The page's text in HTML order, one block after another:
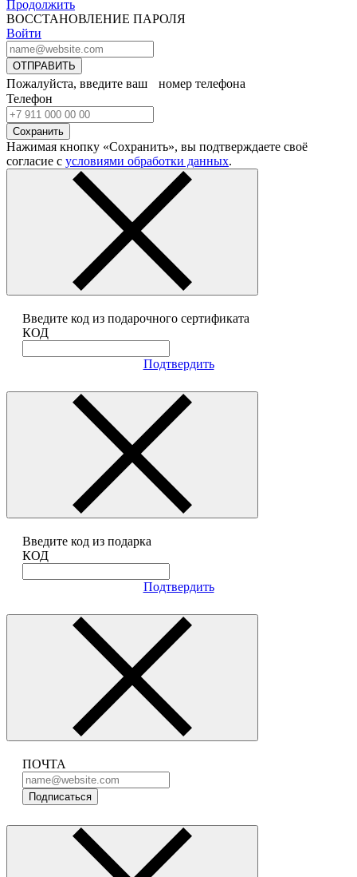
Продолжить
ВОССТАНОВЛЕНИЕ ПАРОЛЯ
Войти
ОТПРАВИТЬ
Пожалуйста, введите ваш номер телефона
Телефон
Сохранить
Нажимая кнопку «Сохранить», вы подтверждаете своё
согласие с условиями обработки данных.
Введите код из подарочного сертификата
КОД
Подтвердить
Введите код из подарка
КОД
Подтвердить
ПОЧТА
Подписаться